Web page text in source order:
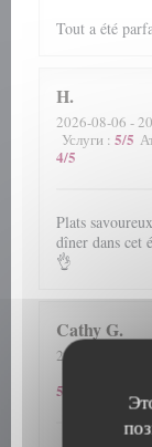
Tout a été
H
2026-08-06 -
Услуги : 5/5
4/5
Plats
dîner dans cet
👌
CathyG
2026-08-06
5